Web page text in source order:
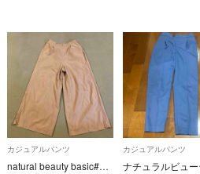
カジュアルパンツ
natural beauty basic#ガウチョパンツ#M
カジュアルパンツ